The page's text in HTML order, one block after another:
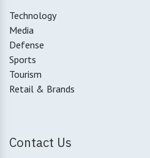
Technology
Media
Defense
Sports
Tourism
Retail & Brands
Contact Us